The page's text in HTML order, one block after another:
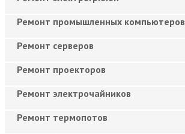
Ремонт промышленных компьютеров
Ремонт серверов
Ремонт проекторов
Ремонт электрочайников
Ремонт термопотов